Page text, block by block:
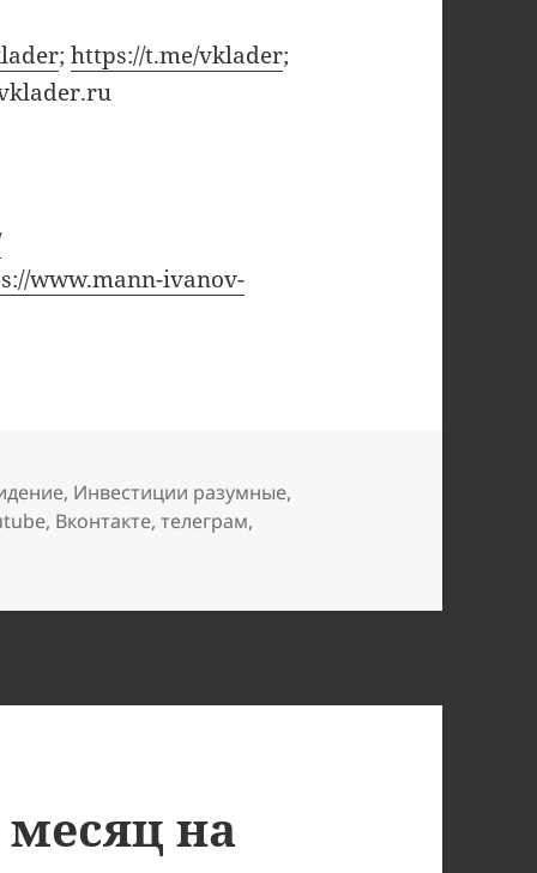
;https://t.me/vklader;
www.mann-ivanov-
, Инвестиции разумные,
, Вконтакте,телеграм,
на